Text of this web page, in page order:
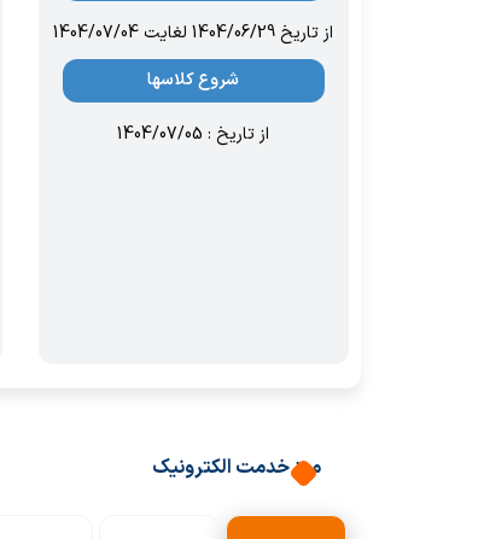
از تاریخ 1404/06/29 لغایت 1404/07/04
شروع کلاسها
از تاریخ : 1404/07/05
میز خدمت الکترونیک